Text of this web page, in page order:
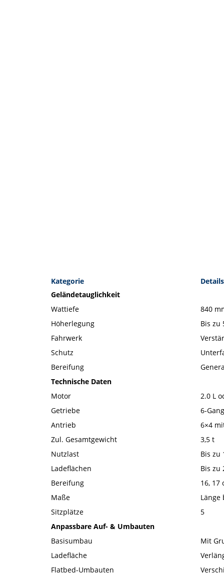
Kategorie
Geländetauglichkeit
Wattiefe
840
Höherlegung
Bis zu
Fahrwerk
Schutz
Bereifung
Technische Daten
Motor
2.0 L
Getriebe
6-
Antrieb
6×4
Zul. Gesamtgewicht
3,5 t
Nutzlast
Bis zu
Ladeflächen
Bis zu
Bereifung
16, 17
Maße
Länge
Sitzplätze
Anpassbare Auf- & Umbauten
Basisumbau
Mit
Ladefläche